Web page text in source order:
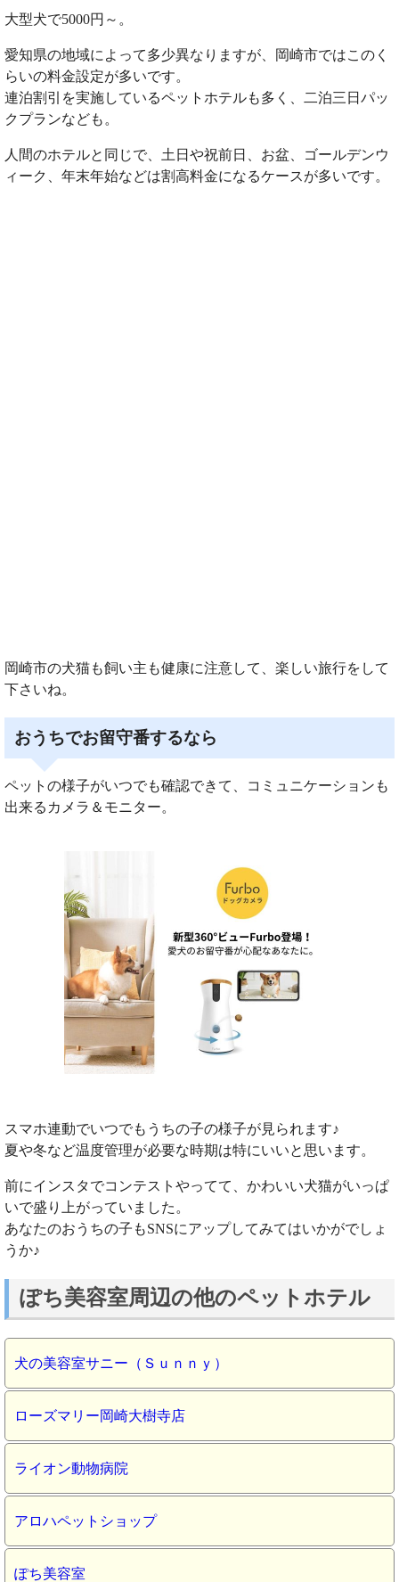
大型犬で5000円～。
愛知県の地域によって多少異なりますが、岡崎市ではこのく
らいの料金設定が多いです。
連泊割引を実施しているペットホテルも多く、二泊三日パッ
クプランなども。
人間のホテルと同じで、土日や祝前日、お盆、ゴールデンウ
ィーク、年末年始などは割高料金になるケースが多いです。
岡崎市の犬猫も飼い主も健康に注意して、楽しい旅行をして
下さいね。
おうちでお留守番するなら
ペットの様子がいつでも確認できて、コミュニケーションも
出来るカメラ＆モニター。
スマホ連動でいつでもうちの子の様子が見られます♪
夏や冬など温度管理が必要な時期は特にいいと思います。
前にインスタでコンテストやってて、かわいい犬猫がいっぱ
いで盛り上がっていました。
あなたのおうちの子もSNSにアップしてみてはいかがでしょ
うか♪
ぽち美容室周辺の他のペットホテル
犬の美容室サニー（Ｓｕｎｎｙ）
ローズマリー岡崎大樹寺店
ライオン動物病院
アロハペットショップ
ぽち美容室